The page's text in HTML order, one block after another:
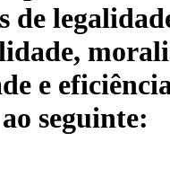
de
e
seguinte: